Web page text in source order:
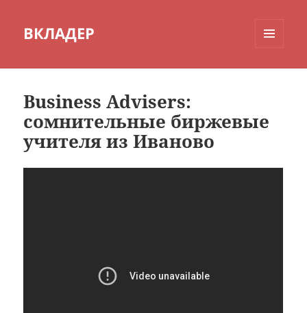
ВКЛАДЕР
Business Advisers:
сомнительные биржевые
учителя из Иваново